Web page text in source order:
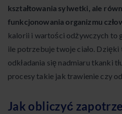
kształtowania sylwetki, ale
funkcjonowania organizmu
kalorii i wartości odżywczych to
ile potrzebuje twoje ciało.
odkładania się nadmiaru tkanki
procesy takie jak trawienie czy
Jak obliczyć